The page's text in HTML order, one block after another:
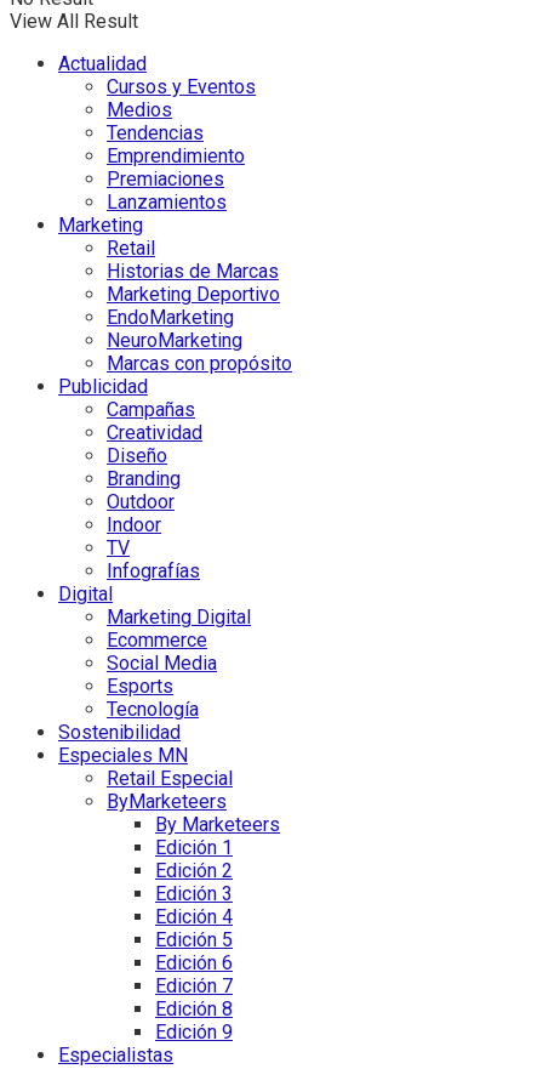
View All Result
Actualidad
Cursos y Eventos
Medios
Tendencias
Emprendimiento
Premiaciones
Lanzamientos
Marketing
Retail
Historias de Marcas
Marketing Deportivo
EndoMarketing
NeuroMarketing
Marcas con propósito
Publicidad
Campañas
Creatividad
Diseño
Branding
Outdoor
Indoor
TV
Infografías
Digital
Marketing Digital
Ecommerce
Social Media
Esports
Tecnología
Sostenibilidad
Especiales MN
Retail Especial
ByMarketeers
By Marketeers
Edición 1
Edición 2
Edición 3
Edición 4
Edición 5
Edición 6
Edición 7
Edición 8
Edición 9
Especialistas